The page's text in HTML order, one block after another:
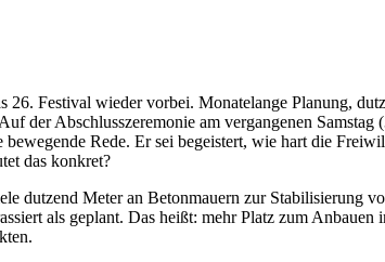
26. Festival wieder vorbei. Monatelange Planung,
der Abschlusszeremonie am vergangenen
bewegende Rede. Er sei begeistert, wie hart die
das konkret?
dutzend Meter an Betonmauern zur Stabilisierung
als geplant. Das heißt: mehr Platz zum